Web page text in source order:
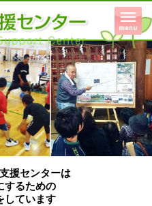
援センターは
するための
しています